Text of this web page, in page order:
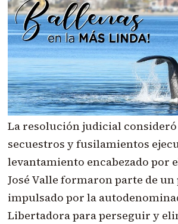
La resolución judicial consideró
secuestros y fusilamientos
levantamiento encabezado por
José Valle formaron parte de
impulsado por la
Libertadora para perseguir y